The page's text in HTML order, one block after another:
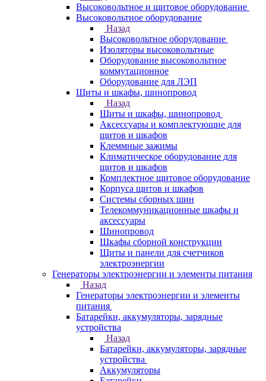
Высоковольтное и щитовое оборудование
Высоковольтное оборудование
Назад
Высоковольтное оборудование
Изоляторы высоковольтные
Оборудование высоковольтное
коммутационное
Оборудование для ЛЭП
Щиты и шкафы, шинопровод
Назад
Щиты и шкафы, шинопровод
Аксессуары и комплектующие для
щитов и шкафов
Клеммные зажимы
Климатическое оборудование для
щитов и шкафов
Комплектное щитовое оборудование
Корпуса щитов и шкафов
Системы сборных шин
Телекоммуникационные шкафы и
аксессуары
Шинопровод
Шкафы сборной конструкции
Щиты и панели для счетчиков
электроэнергии
Генераторы электроэнергии и элементы питания
Назад
Генераторы электроэнергии и элементы
питания
Батарейки, аккумуляторы, зарядные
устройства
Назад
Батарейки, аккумуляторы, зарядные
устройства
Аккумуляторы